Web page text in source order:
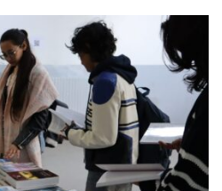
À travers une
ce programme
cœur des débats
tout en les